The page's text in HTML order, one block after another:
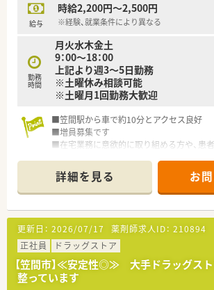
給与
時給2,200円～2,500円
※経験、就業条件により異なる
勤務
時間
月火水木金土
9：00～18：00
上記より週3～5日勤務
※土曜休み相談可能
※土曜月1回勤務大歓迎
■笠間駅から車で約10分とアクセス良好
■増員募集です
■在宅業務に意欲的に取り組める方や、患
す。
■地域の皆様の「かかりつけ」を目指すため
ンを大切にしながら周囲と協力して業務に
す。
■居宅介護支援事業所を併設しており、ケ
職種と密に連携しながら質の高い医療を提
す。
■薬局へ足を運ぶのが困難な方のために、薬
サポートを行うなど地域密着型のサービス
す。
詳細を見る お
更新日： 2026/07/17 薬剤師求人ID： 210894
正社員
ドラッグストア
【笠間市】≪安定性◎≫ 大手ドラッグス
整っています